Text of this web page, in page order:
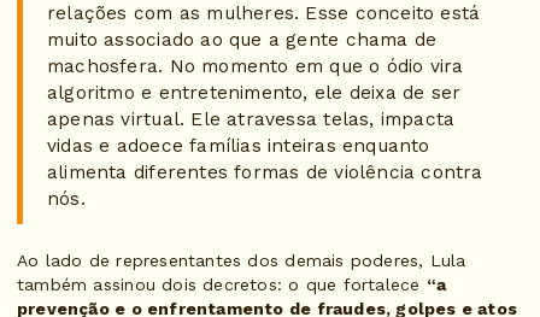
relações com as mulheres. Esse conceito está
muito associado ao que a gente chama de
machosfera. No momento em que o ódio vira
algoritmo e entretenimento, ele deixa de ser
apenas virtual. Ele atravessa telas, impacta
vidas e adoece famílias inteiras enquanto
alimenta diferentes formas de violência contra
nós.
Ao lado de representantes dos demais poderes, Lula
também assinou dois decretos: o que fortalece “a
prevenção e o enfrentamento de fraudes, golpes e atos